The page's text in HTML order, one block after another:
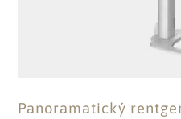
Panoramatický